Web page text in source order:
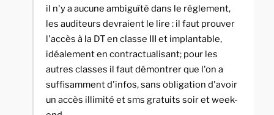
il n'y a aucune ambiguïté dans le règlement,
les auditeurs devraient le lire : il faut prouver
l'accès à la DT en classe III et implantable,
idéalement en contractualisant; pour les
autres classes il faut démontrer que l'on a
suffisamment d'infos, sans obligation d'avoir
un accès illimité et sms gratuits soir et week-